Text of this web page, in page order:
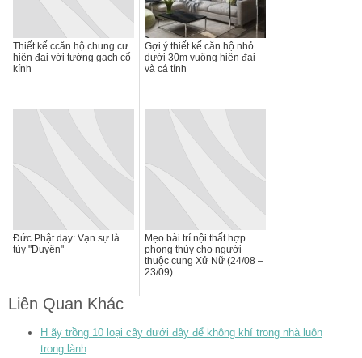
Thiết kế ccăn hộ chung cư
hiện đại với tường gạch cổ
kính
Gợi ý thiết kế căn hộ nhỏ
dưới 30m vuông hiện đại
và cá tính
Đức Phật dạy: Vạn sự là
tùy "Duyên"
Mẹo bài trí nội thất hợp
phong thủy cho người
thuộc cung Xử Nữ (24/08 –
23/09)
Liên Quan Khác
H ãy trồng 10 loại cây dưới đây để không khí trong nhà luôn
trong lành